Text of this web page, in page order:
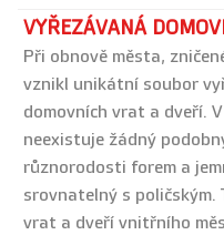
VYŘEZÁVANÁ
Při obnově města,
vznikl unikátní soubor
domovních vrat a dveří.
neexistuje žádný
různorodosti forem a
srovnatelný s poličským.
vrat a dveří vnitřního